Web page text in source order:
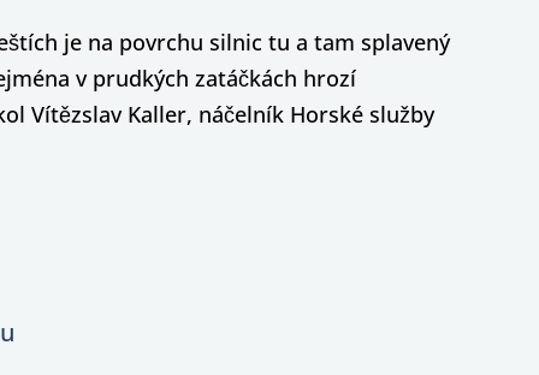
je na povrchu silnic tu a tam splavený
v prudkých zatáčkách hrozí
Vítězslav Kaller, náčelník Horské služby